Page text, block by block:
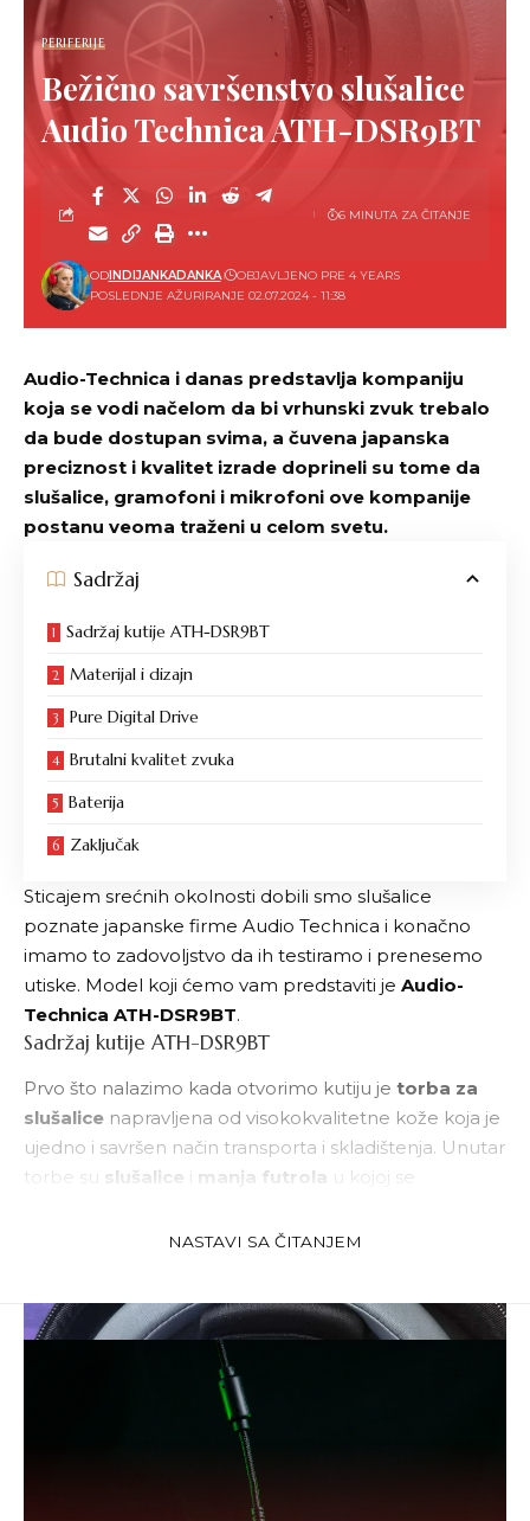
PERIFERIJE
Bežično savršenstvo slušalice
Audio Technica ATH-DSR9BT
POSLEDNJE AŽURIRANJE 02.07.2024 - 11:38
ODINDIJANKADANKA OBJAVLJENO PRE 4 YEARS
6 MINUTA ZA ČITANJE
Audio-Technica i danas predstavlja kompaniju
koja se vodi načelom da bi vrhunski zvuk trebalo
da bude dostupan svima, a čuvena japanska
preciznost i kvalitet izrade doprineli su tome da
slušalice, gramofoni i mikrofoni ove kompanije
postanu veoma traženi u celom svetu.
Sadržaj
Sadržaj kutije ATH-DSR9BT
Materijal i dizajn
Pure Digital Drive
Brutalni kvalitet zvuka
Baterija
Zaključak
Sticajem srećnih okolnosti dobili smo slušalice
poznate japanske firme Audio Technica i konačno
imamo to zadovoljstvo da ih testiramo i prenesemo
utiske. Model koji ćemo vam predstaviti je Audio-
Technica ATH-DSR9BT.
Sadržaj kutije ATH-DSR9BT
Prvo što nalazimo kada otvorimo kutiju je torba za
slušalice napravljena od visokokvalitetne kože koja je
ujedno i savršen način transporta i skladištenja. Unutar
torbe su slušalice i manja futrola u kojoj se
rezervni deoza slušalicu. Ostatak čine
NASTAVI SA ČITANJEM